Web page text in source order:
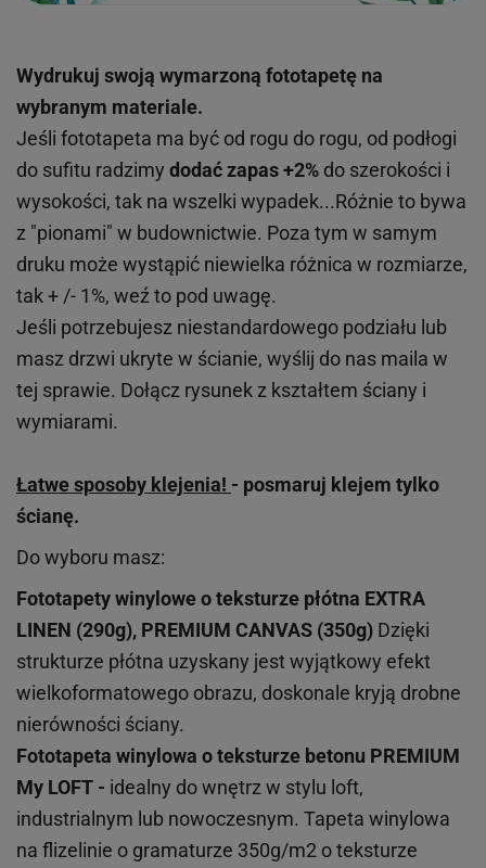
Wydrukuj swoją wymarzoną fototapetę na
wybranym materiale.
Jeśli fototapeta ma być od rogu do rogu, od podłogi
do sufitu radzimy dodać zapas +2% do szerokości i
wysokości, tak na wszelki wypadek...Różnie to bywa
z "pionami" w budownictwie. Poza tym w samym
druku może wystąpić niewielka różnica w rozmiarze,
tak + /- 1%, weź to pod uwagę.
Jeśli potrzebujesz niestandardowego podziału lub
masz drzwi ukryte w ścianie, wyślij do nas maila w
tej sprawie. Dołącz rysunek z kształtem ściany i
wymiarami.
Łatwe sposoby klejenia! - posmaruj klejem tylko
ścianę.
Do wyboru masz:
Fototapety winylowe oteksturze płótna EXTRA
LINEN (290g), PREMIUM CANVAS (350g) Dzięki
strukturze płótna uzyskany jest wyjątkowy efekt
wielkoformatowego obrazu, doskonale kryją drobne
nierówności ściany.
Fototapeta winylowa oteksturze betonu PREMIUM
My LOFT - idealny do wnętrz w stylu loft,
industrialnym lub nowoczesnym. Tapeta winylowa
na flizelinie o gramaturze 350g/m2 o teksturze